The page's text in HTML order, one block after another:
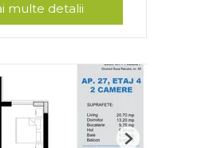
multe detalii
Next